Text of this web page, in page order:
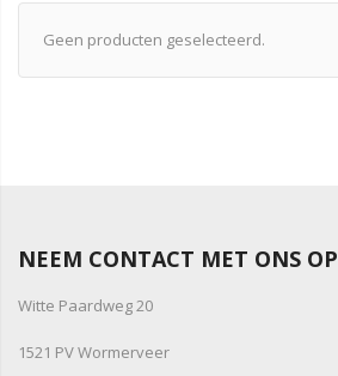
Geen producten geselecteerd.
NEEM CONTACT MET ONS OP
Witte Paardweg 20
1521 PV Wormerveer